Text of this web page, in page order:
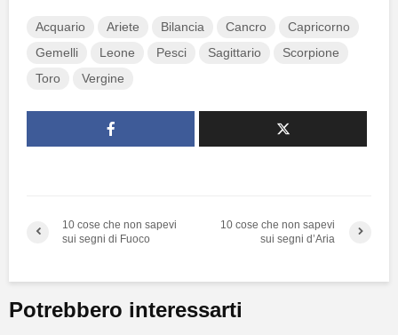
Acquario Ariete Bilancia Cancro
Capricorno
Gemelli
Leone Pesci Sagittario
Scorpione
Toro
Vergine
10 cose che non sapevi
sui segni di Fuoco
10 cose che non sapevi
sui segni d’Aria
Potrebbero interessarti